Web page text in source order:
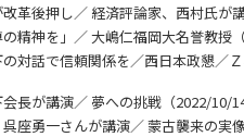
革後押し／ 経済評論家、西村氏が
精神を」／ 大嶋仁福岡大名誉教授
対話で信頼関係を／西日本政懇／
長が講演／ 夢への挑戦（2022/10/
座勇一さんが講演／ 蒙古襲来の実